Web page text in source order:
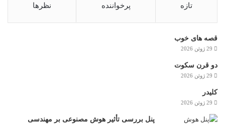
تازه پرخواننده نظرها
قصه های خوب
29 ژوئن 2026
دو قرن سکوت
29 ژوئن 2026
کلیدر
29 ژوئن 2026
پنل بررسی تأثیر هوش مصنوعی بر مهندسی